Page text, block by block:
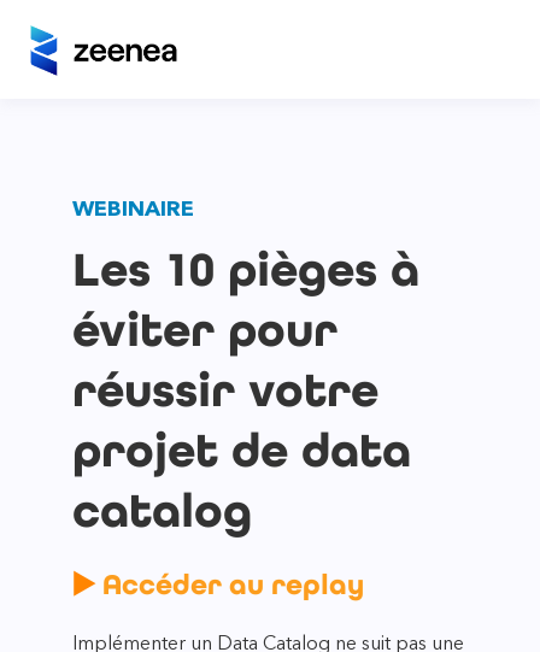
WEBINAIRE
Les 10 pièges à
éviter pour
réussir votre
projet de data
catalog
▶️ Accéder au replay
Implémenter un Data Catalog ne suit pas une